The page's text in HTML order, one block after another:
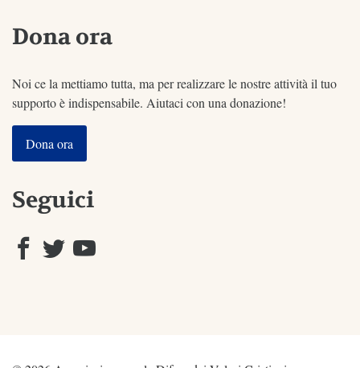
Dona ora
Noi ce la mettiamo tutta, ma per realizzare le nostre attività il tuo
supporto è indispensabile. Aiutaci con una donazione!
Dona ora
Seguici